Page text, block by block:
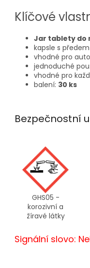
Klíčové
Jar tablety do
kapsle s
vhodné pro
jednoduché
vhodné pro
balení: 30 ks
Bezpečnostní
GHS05 -
korozivní a
žíravé látky
Signální slovo: